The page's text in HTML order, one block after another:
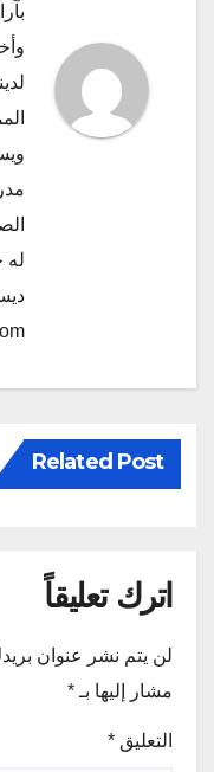
Related Post
اترك تعليقاً
لن يتم نشر عنوان
مشار إليها بـ *
التعليق *